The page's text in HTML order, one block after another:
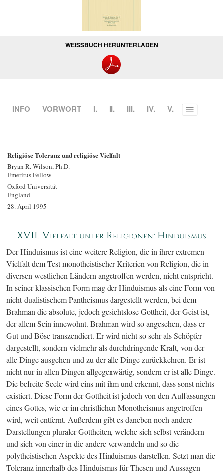
WEISSBUCH HERUNTERLADEN
INFO VORWORT I. II. III. IV. V. Toggle
Religiöse Toleranz und religiöse Vielfalt
Bryan R. Wilson, Ph.D.
Emeritus Fellow
Oxford Universität
England
28. April 1995
XVII. Vielfalt unter Religionen: Hinduismus
Der Hinduismus ist eine weitere Religion, die in ihrer extremen
Vielfalt dem Test monotheistischer Kriterien von Religion, die in
diversen westlichen Ländern angetroffen werden, nicht entspricht.
In seiner klassischen Form mag der Hinduismus als eine Form von
nicht-dualistischem Pantheismus dargestellt werden, bei dem
Brahman die absolute, jedoch gesichtslose Gottheit, der Geist ist,
der allem Sein innewohnt. Brahman wird so angesehen, dass er
Gut und Böse transzendiert. Er wird nicht so sehr als Schöpfer
dargestellt, sondern vielmehr als durchdringende Kraft, von der
alle Dinge ausgehen und zu der alle Dinge zurückkehren. Er ist
nicht nur in allen Dingen allgegenwärtig, sondern er ist alle Dinge.
Die befreite Seele wird eins mit ihm und erkennt, dass sonst nichts
existiert. Diese Form der Gottheit ist jedoch von den Auffassungen
eines Gottes, wie er im christlichen Monotheismus angetroffen
wird, weit entfernt. Außerdem gibt es daneben noch andere
Darstellungen pluraler Gottheiten, welche sich selbst verändern
und sich von einer in die andere verwandeln und so die
polytheistischen Aspekte des Hinduismus darstellen. Setzt man die
Toleranz innerhalb des Hinduismus für Thesen und Aussagen